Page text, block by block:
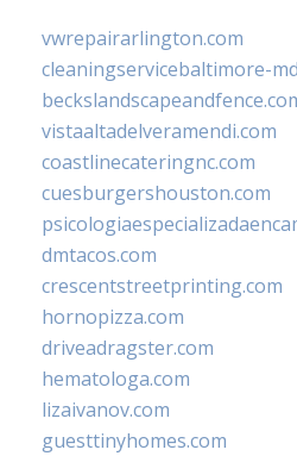
vwrepairarlington.com
cleaningservicebaltimore-
vistaaltadelveramendi.com
coastlinecateringnc.com
cuesburgershouston.com
dmtacos.com
crescentstreetprinting.com
hornopizza.com
driveadragster.com
hematologa.com
lizaivanov.com
guesttinyhomes.com